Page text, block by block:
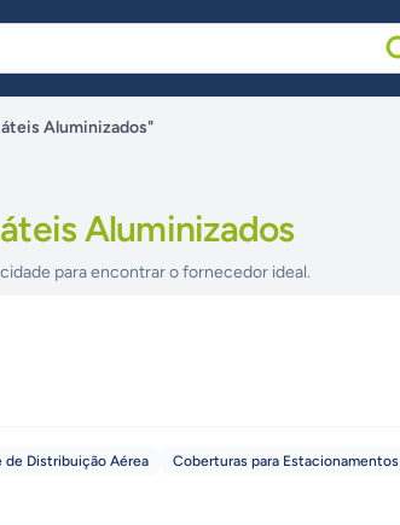
Aluminizados"
Aluminizados
para encontrar o fornecedor ideal.
de Distribuição Aérea
Coberturas para Estacionamentos